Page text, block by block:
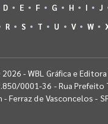
D E F G H I J
R S T U V W
- WBL Gráfica e Editora
0001-36 - Rua Prefeito
Ferraz de Vasconcelos -